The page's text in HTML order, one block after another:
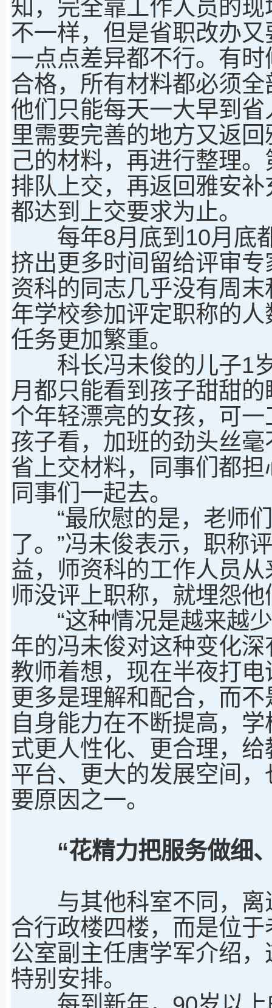
知，完全靠工作人员的
不一样，但是省职改办
一点点差异都不行。有
合格，所有材料都必须
他们只能每天一大早到
里需要完善的地方又返
己的材料，再进行整理
排队上交，再返回雅安
都达到上交要求为止。
每年8月底到10月底都
挤出更多时间留给评审
资科的同志几乎没有周
年学校参加评定职称的
任务更加繁重。
科长冯未俊的儿子1岁
月都只能看到孩子甜甜
个年轻漂亮的女孩，可
孩子看，加班的劲头丝
省上交材料，同事们都
同事们一起去。
“最欣慰的是，老师们
了。”冯未俊表示，职称
益，师资科的工作人员
师没评上职称，就埋怨
“这种情况是越来越少
年的冯未俊对这种变化
教师着想，现在半夜打
更多是理解和配合，而
自身能力在不断提高，
式更人性化、更合理，
平台、更大的发展空间
要原因之一。
“花精力把服务做细
与其他科室不同，离
合行政楼四楼，而是位
公室副主任唐学军介绍
特别安排。